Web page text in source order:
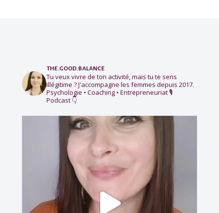
the.good.balance
Tu veux vivre de ton activité, mais tu te sens
illégitime ?J'accompagne les femmes depuis 2017.
Psychologie • Coaching • Entrepreneuriat🎙️
Podcast 👇